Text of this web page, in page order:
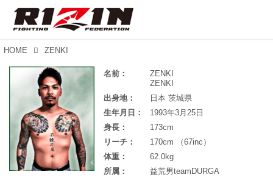
HOME ZENKI
名前：
ZENKI
ZENKI
出身地：
日本 茨城県
生年月日：
1993年3月25日
身長：
173cm
リーチ：
170cm （67inc）
体重：
62.0kg
所属：
益荒男teamDURGA